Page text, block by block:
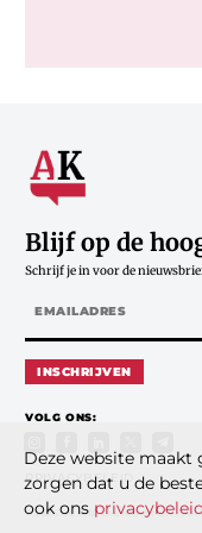
Blijf op de
Schrijf je in voor de
INSCHRIJVEN
VOLG ONS:
PRIVACYBELEID
© 2026 DE ANDERE KRANT B.V.,
Deze website maakt
zorgen dat u de
ook ons